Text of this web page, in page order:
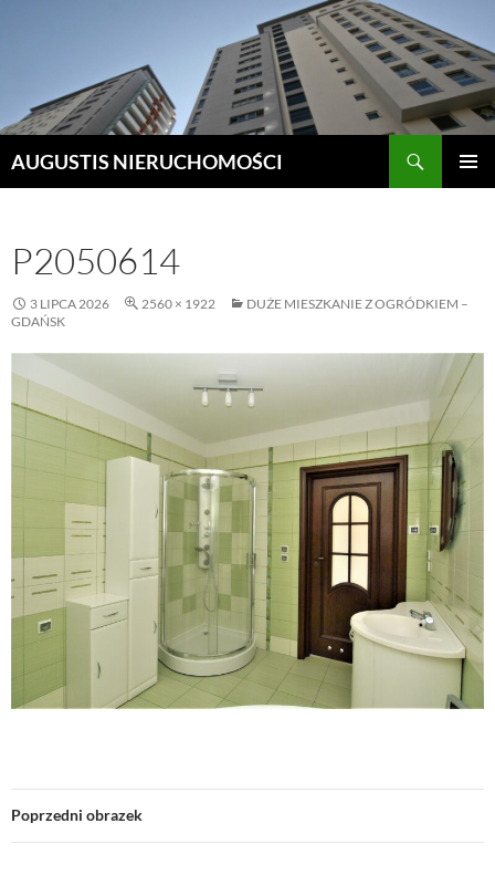
AUGUSTIS NIERUCHOMOŚCI
P2050614
3 LIPCA 2026 2560 × 1922
DUŻE MIESZKANIE Z OGRÓDKIEM –
GDAŃSK
Poprzedni obrazek